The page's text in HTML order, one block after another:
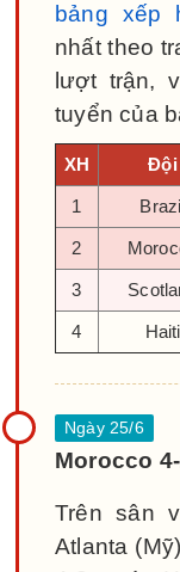
bảng xếp
nhất theo
lượt trận,
tuyển của
XH Đội
1
2
3
4 Haiti
Morocco
Trên sân
Atlanta